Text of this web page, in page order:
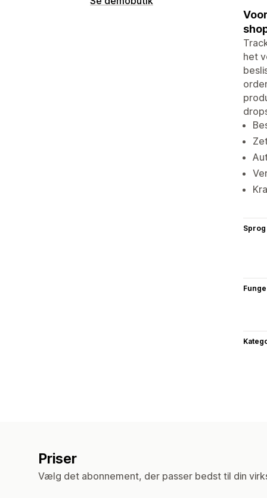
het
Sprog
Priser
Vælg det abonnement, der passer bedst til din